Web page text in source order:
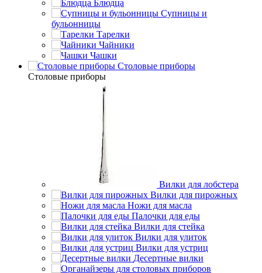
Блюдца
Супницы и
бульонницы
Тарелки
Чайники
Чашки
Cтоловые приборы
Cтоловые приборы
Вилки для лобстера
Вилки для пирожных
Ножи для масла
Палочки для еды
Вилки для стейка
Вилки для улиток
Вилки для устриц
Десертные вилки